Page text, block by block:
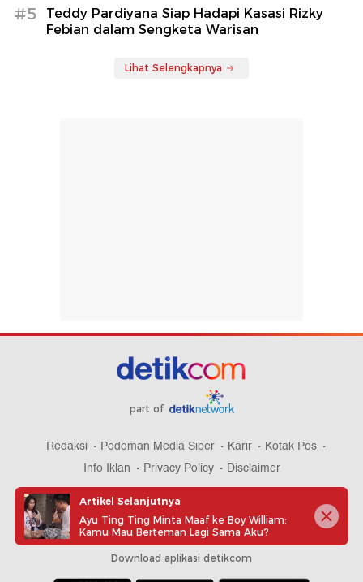
#5
Teddy Pardiyana Siap Hadapi Kasasi Rizky
Febian dalam Sengketa Warisan
Lihat Selengkapnya
part of
Redaksi Pedoman Media Siber Karir
Kotak Pos
Info Iklan
Privacy Policy Disclaimer
Download aplikasi detikcom
Artikel Selanjutnya
Ayu Ting Ting Minta Maaf ke Boy William:
Kamu Mau Berteman Lagi Sama Aku?